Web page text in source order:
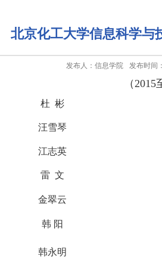
北京化工大学信息科学与
发布人：信息学院 发布时间
（2015
杜 彬
汪雪琴
江志英
雷 文
金翠云
韩 阳
韩永明